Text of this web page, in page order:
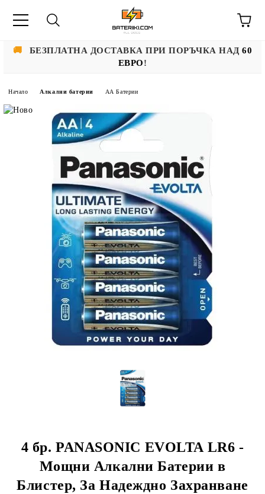
🚚 БЕЗПЛАТНА ДОСТАВКА ПРИ ПОРЪЧКА НАД60
ЕВРО!
Начало Алкални батерии АА Батерии
4 бр. PANASONIC EVOLTA LR6 -
Мощни Алкални Батерии в
Блистер, За Надеждно Захранване